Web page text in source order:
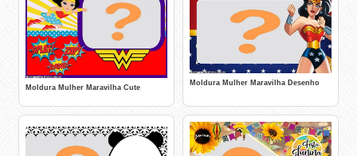
Moldura Mulher Maravilha Cute
Moldura Mulher Maravilha Desenho